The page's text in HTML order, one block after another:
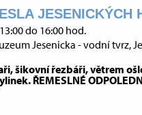
JESENICKÝCH
do 16:00 hod.
Jesenicka - vodní tvrz,
šikovní řezbáři, větrem
ŘEMESLNÉ